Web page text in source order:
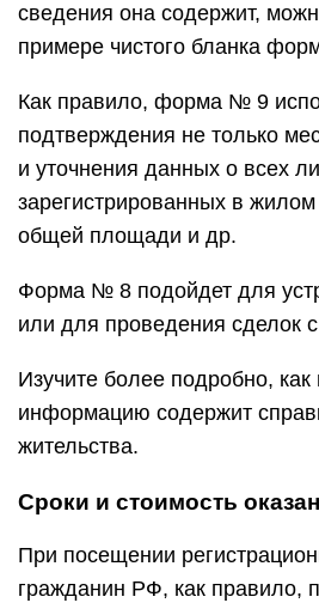
сведения она содержит,
примере чистого бланка
Как правило, форма № 9
подтверждения не только
и уточнения данных о всех
зарегистрированных в
общей площади и др.
Форма № 8 подойдет для
или для проведения сделок
Изучите более подробно,
информацию содержит
жительства.
Сроки и стоимость
При посещении
гражданин РФ, как правило,